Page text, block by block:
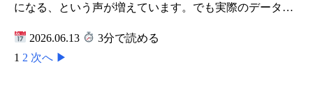
になる、という声が増えています。でも実際のデータ…
2026.06.13
3分で読める
1 2 次へ ▶